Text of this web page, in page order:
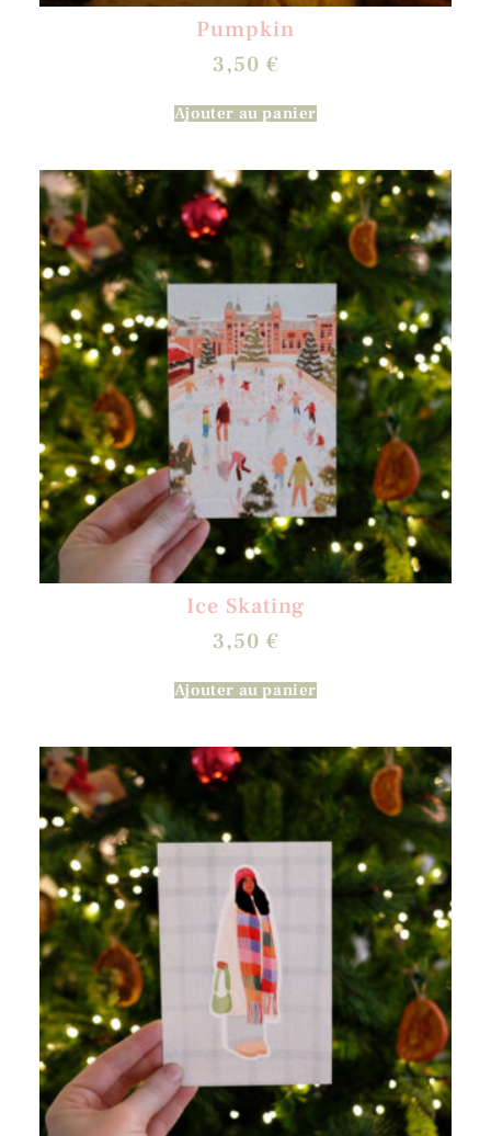
Pumpkin
3,50 €
Ajouter au panier
Ice Skating
3,50 €
Ajouter au panier